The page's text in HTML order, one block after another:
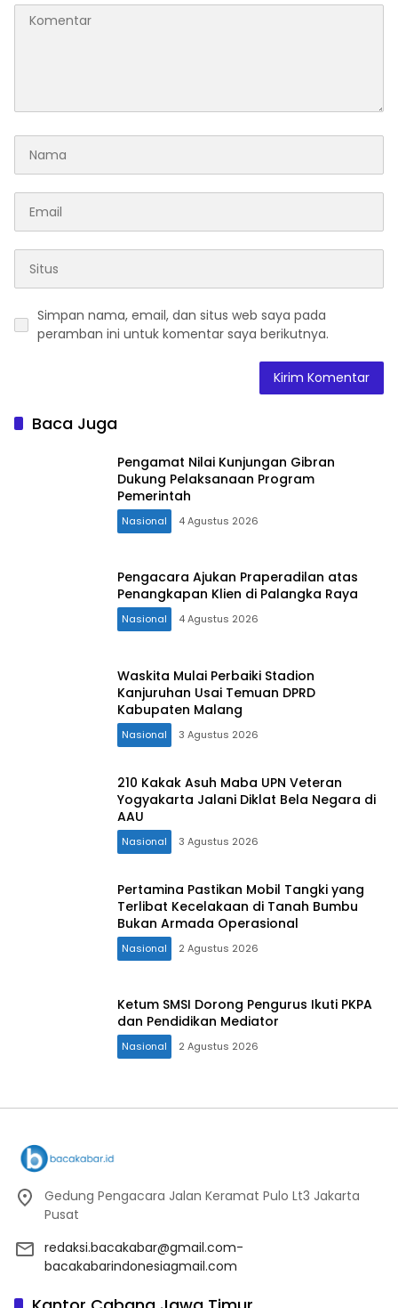
Simpan nama, email, dan situs web saya pada
peramban ini untuk komentar saya berikutnya.
Baca Juga
Pengamat Nilai Kunjungan Gibran
Dukung Pelaksanaan Program
Pemerintah
Nasional 4 Agustus 2026
Pengacara Ajukan Praperadilan atas
Penangkapan Klien di Palangka Raya
Nasional 4 Agustus 2026
Waskita Mulai Perbaiki Stadion
Kanjuruhan Usai Temuan DPRD
Kabupaten Malang
Nasional 3 Agustus 2026
210 Kakak Asuh Maba UPN Veteran
Yogyakarta Jalani Diklat Bela Negara di
AAU
Nasional 3 Agustus 2026
Pertamina Pastikan Mobil Tangki yang
Terlibat Kecelakaan di Tanah Bumbu
Bukan Armada Operasional
Nasional 2 Agustus 2026
Ketum SMSI Dorong Pengurus Ikuti PKPA
dan Pendidikan Mediator
Nasional 2 Agustus 2026
Gedung Pengacara Jalan Keramat Pulo Lt3 Jakarta
Pusat
redaksi.bacakabar@gmail.com-
bacakabarindonesiagmail.com